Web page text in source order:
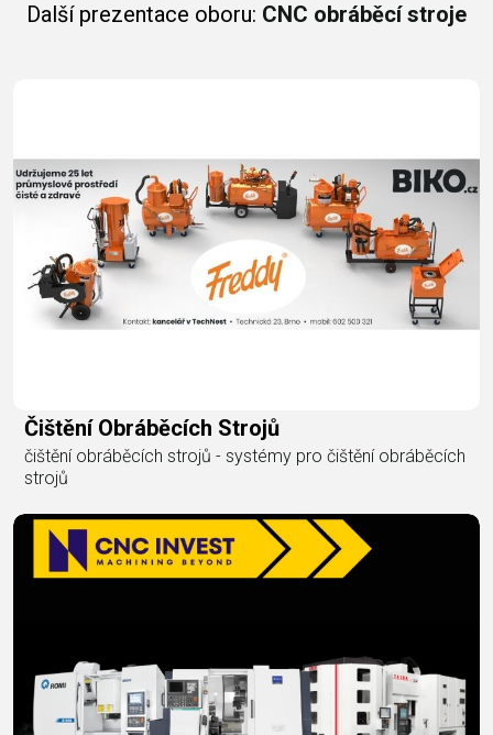
Další prezentace oboru: CNC obráběcí stroje
Čištění Obráběcích Strojů
čištění obráběcích strojů - systémy pro čištění obráběcích
strojů